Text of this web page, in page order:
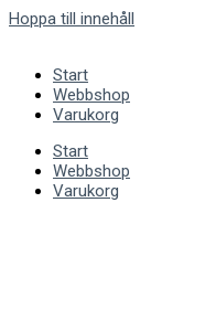
Hoppa till innehåll
Start
Webbshop
Varukorg
Start
Webbshop
Varukorg